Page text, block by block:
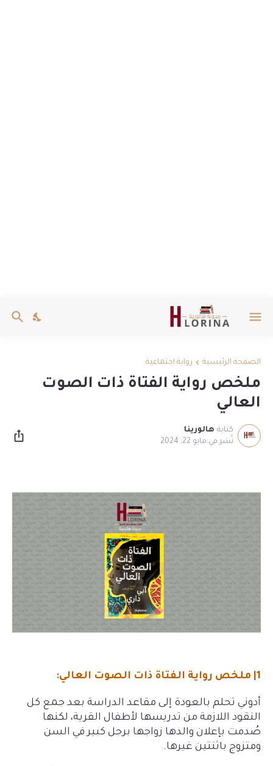
الصفحة الرئيسية رواية اجتماعية
ملخص رواية الفتاة ذات الصوت
العالي
كتابة هالورينا
مايو 22, 2024
1| ملخص رواية الفتاة ذات الصوت العالي :
أدوني تحلم بالعودة إلى مقاعد الدراسة بعد جمع كل
النقود اللازمة من تدريسها لأطفال القرية، لكنها
صُدمت بإعلان والدها زواجها برجل كبير في السن
ومتزوج باثنتين غيرها.